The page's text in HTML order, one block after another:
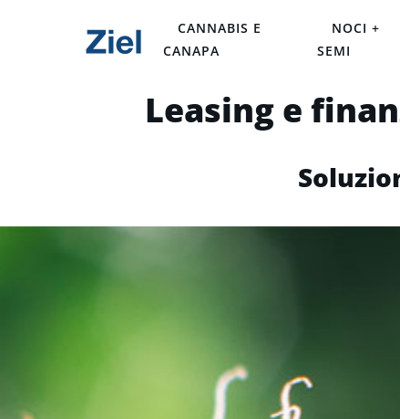
CANNABIS E
CANAPA
NOCI +
SEMI
Leasing e